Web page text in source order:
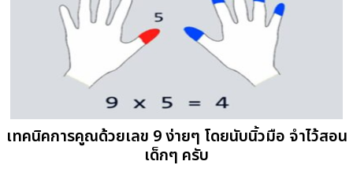
เทคนิคการคูณด้วยเลข 9 ง่ายๆ โดยนับนิ้วมือ จำไว้สอน
เด็กๆ ครับ